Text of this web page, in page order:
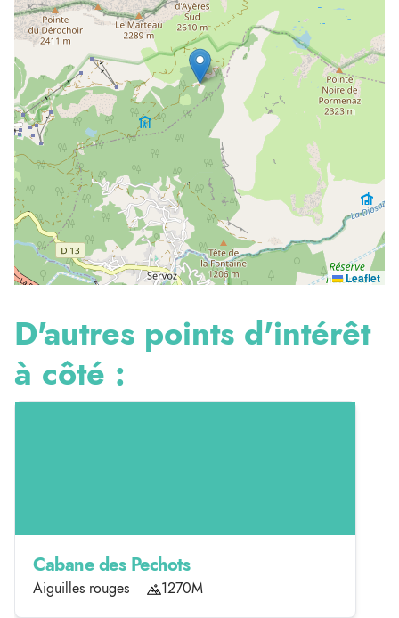
Leaflet
D'autres points d'intérêt
à côté :
Cabane des Pechots
Aiguilles rouges 1270M